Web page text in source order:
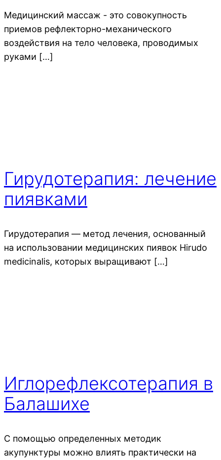
Медицинский массаж - это совокупность
приемов рефлекторно-механического
воздействия на тело человека, проводимых
руками […]
Гирудотерапия: лечение
пиявками
Гирудотерапия — метод лечения, основанный
на использовании медицинских пиявок Hirudo
medicinalis, которых выращивают […]
Иглорефлексотерапия в
Балашихе
С помощью определенных методик
акупунктуры можно влиять практически на